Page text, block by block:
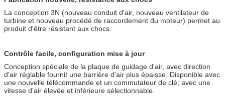
La conception 3N (nouveau conduit d'air, nouveau ventilateur de
turbine et nouveau procédé de raccordement du moteur) permet au
produit d'être résistant aux chocs.
Contrôle facile, configuration mise à jour
Conception spéciale de la plaque de guidage d'air, avec direction
d'air réglable fournit une barrière d'air plus épaisse. Disponible avec
une nouvelle télécommande et un commutateur de clé; avec une
vitesse d'air élevée et inférieure sélectionnable.